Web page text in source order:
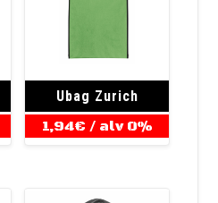
Ubag Zurich
1,94€ / alv 0%